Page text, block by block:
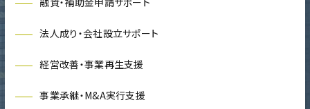
法人成り・会社設立サポート
経営改善・事業再生支援
事業承継・M&A実行支援